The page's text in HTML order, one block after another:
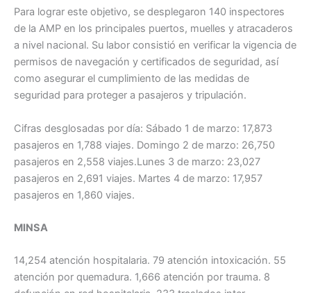
Para lograr este objetivo, se desplegaron 140 inspectores
de la AMP en los principales puertos, muelles y atracaderos
a nivel nacional. Su labor consistió en verificar la vigencia de
permisos de navegación y certificados de seguridad, así
como asegurar el cumplimiento de las medidas de
seguridad para proteger a pasajeros y tripulación.
Cifras desglosadas por día: Sábado 1 de marzo: 17,873
pasajeros en 1,788 viajes. Domingo 2 de marzo: 26,750
pasajeros en 2,558 viajes.Lunes 3 de marzo: 23,027
pasajeros en 2,691 viajes. Martes 4 de marzo: 17,957
pasajeros en 1,860 viajes.
MINSA
14,254 atención hospitalaria. 79 atención intoxicación. 55
atención por quemadura. 1,666 atención por trauma. 8